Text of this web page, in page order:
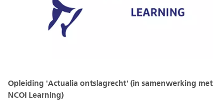
Opleiding 'Actualia ontslagrecht' (in samenwerking met
NCOI Learning)